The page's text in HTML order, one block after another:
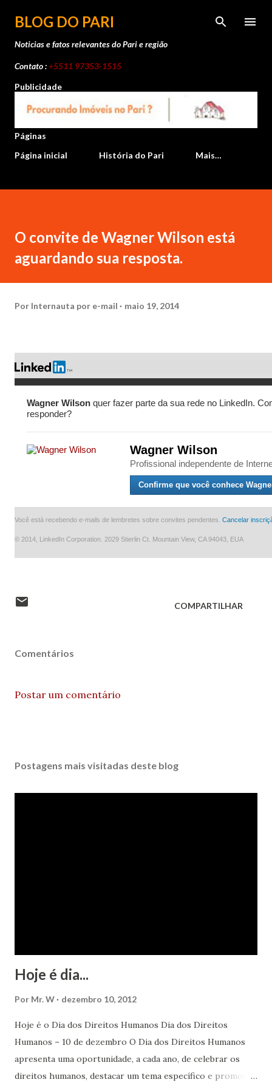
Pular para o conteúdo principal
BLOG DO PARI
Noticias e fatos relevantes do Pari e região
Contato :+5511 97353-1515
Publicidade
Páginas
Página inicial
História do Pari Mais…
O convite de Wagner Wilson está
aguardando sua resposta.
Por Internauta por e-mail maio 19, 2014
Wagner Wilson quer fazer parte da sua rede no LinkedIn.
responder?
Wagner Wilson
Profissional independente de
Confirme que você conhece
Você está recebendo e-mails de lembretes sobre convites pendentes. Cancelar
© 2014, LinkedIn Corporation. 2029 Stierlin Ct. Mountain View, CA 94043, EUA
COMPARTILHAR
Comentários
Postar um comentário
Postagens mais visitadas deste blog
Hoje é dia...
Por Mr. W dezembro 10, 2012
Hoje é o Dia dos Direitos Humanos Dia dos Direitos
Humanos – 10 de dezembro O Dia dos Direitos Humanos
apresenta uma oportunidade, a cada ano, de celebrar os
direitos humanos, destacar um tema específico e promover